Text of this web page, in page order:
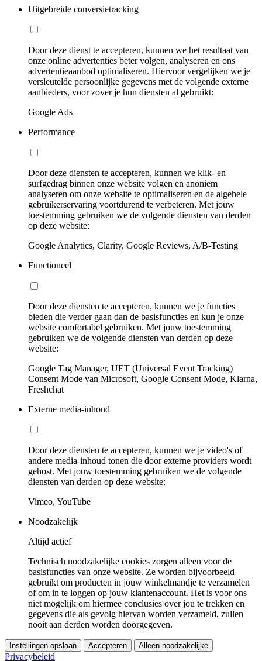
Uitgebreide conversietracking
Door deze dienst te accepteren, kunnen we het resultaat van
onze online advertenties beter volgen, analyseren en ons
advertentieaanbod optimaliseren. Hiervoor vergelijken we je
versleutelde persoonlijke gegevens met de volgende externe
aanbieders, voor zover je hun diensten al gebruikt:
Google Ads
Performance
Door deze diensten te accepteren, kunnen we klik- en
surfgedrag binnen onze website volgen en anoniem
analyseren om onze website te optimaliseren en de algehele
gebruikerservaring voortdurend te verbeteren. Met jouw
toestemming gebruiken we de volgende diensten van derden
op deze website:
Google Analytics, Clarity, Google Reviews, A/B-Testing
Functioneel
Door deze diensten te accepteren, kunnen we je functies
bieden die verder gaan dan de basisfuncties en kun je onze
website comfortabel gebruiken. Met jouw toestemming
gebruiken we de volgende diensten van derden op deze
website:
Google Tag Manager, UET (Universal Event Tracking)
Consent Mode van Microsoft, Google Consent Mode, Klarna,
Freshchat
Externe media-inhoud
Door deze diensten te accepteren, kunnen we je video's of
andere media-inhoud tonen die door externe providers wordt
gehost. Met jouw toestemming gebruiken we de volgende
diensten van derden op deze website:
Vimeo, YouTube
Noodzakelijk
Altijd actief
Technisch noodzakelijke cookies zorgen alleen voor de
basisfuncties van onze website. Ze worden bijvoorbeeld
gebruikt om producten in jouw winkelmandje te verzamelen
of om in te loggen op jouw klantenaccount. Het is voor ons
niet mogelijk om hiermee conclusies over jou te trekken en
gegevens die als gevolg hiervan worden verzameld, zullen
nooit aan derden worden doorgegeven.
Instellingen opslaan Accepteren Alleen noodzakelijke
Privacybeleid